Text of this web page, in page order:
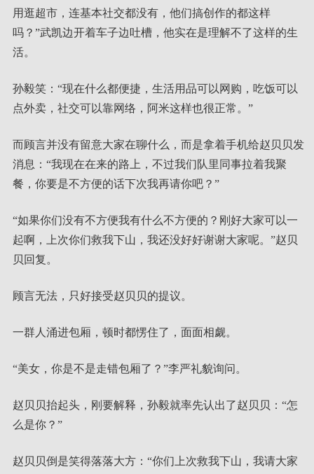
用逛超市，连基本社交都没有，他们搞创作的都这样
吗？”武凯边开着车子边吐槽，他实在是理解不了这样的生
活。
孙毅笑：“现在什么都便捷，生活用品可以网购，吃饭可以
点外卖，社交可以靠网络，阿米这样也很正常。”
而顾言并没有留意大家在聊什么，而是拿着手机给赵贝贝发
消息：“我现在在来的路上，不过我们队里同事拉着我聚
餐，你要是不方便的话下次我再请你吧？”
“如果你们没有不方便我有什么不方便的？刚好大家可以一
起啊，上次你们救我下山，我还没好好谢谢大家呢。”赵贝
贝回复。
顾言无法，只好接受赵贝贝的提议。
一群人涌进包厢，顿时都愣住了，面面相觑。
“美女，你是不是走错包厢了？”李严礼貌询问。
赵贝贝抬起头，刚要解释，孙毅就率先认出了赵贝贝：“怎
么是你？”
赵贝贝倒是笑得落落大方：“你们上次救我下山，我请大家